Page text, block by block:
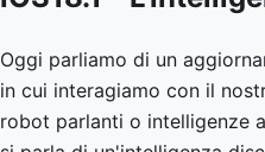
Oggi parliamo di un
in cui interagiamo con il
robot parlanti o intelligenze